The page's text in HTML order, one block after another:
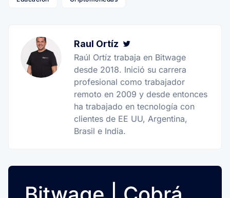
Raul Ortíz
Raúl Ortíz trabaja en Bitwage
desde 2018. Inició su carrera
profesional como trabajador
remoto en 2009 y desde entonces
ha trabajado en tecnología con
clientes de EE UU, Argentina,
Brasil e India.